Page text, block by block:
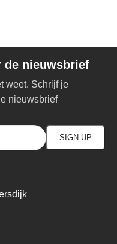
nieuwsbrief
weet. Schrijf je
nieuwsbrief